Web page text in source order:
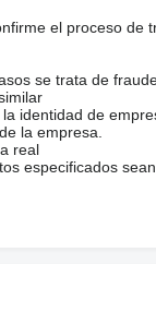
el proceso
se trata de
identidad de
la empresa.
real
especificados